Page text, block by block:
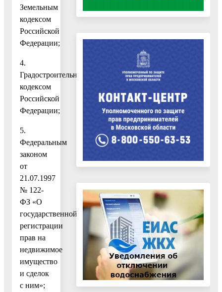
Земельным
кодексом
Российской
Федерации;
4.
Градостроительным
кодексом
Российской
Федерации;
5.
Федеральным
законом
от
21.07.1997
№ 122-
ФЗ «О
государственной
регистрации
прав на
недвижимое
имущество
и сделок
с ним»;